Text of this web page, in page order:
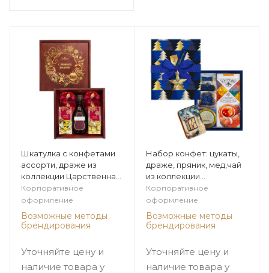
Шкатулка с конфетами
ассорти, драже из
коллекции Царственная
зима
Корпоративное
оформление
Возможные методы
брендирования
Уточняйте цену и
наличие товара у
Набор конфет: цукаты,
драже, пряник, мед,чай
из коллекции
Элегантная зима
Корпоративное
оформление
Возможные методы
брендирования
Уточняйте цену и
наличие товара у